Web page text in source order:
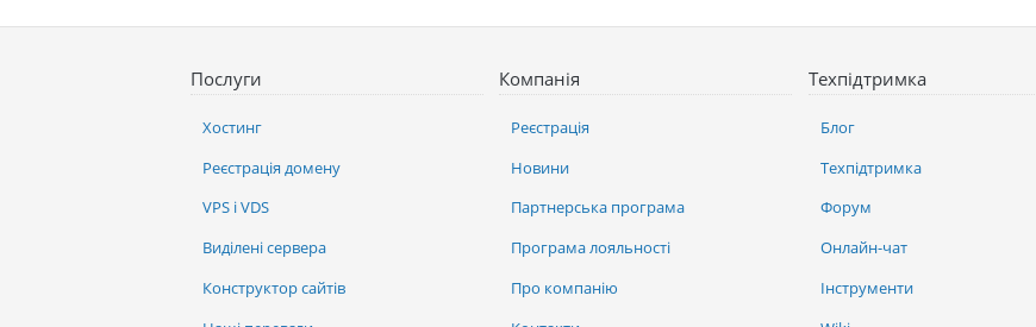
Послуги
Хостинг
Реєстрація домену
VPS і VDS
Виділені сервера
Конструктор сайтів
Компанія
Реєстрація
Новини
Партнерська програма
Програма лояльності
Про компанію
Техпідтримка
Блог
Техпідтримка
Форум
Онлайн-чат
Інструменти